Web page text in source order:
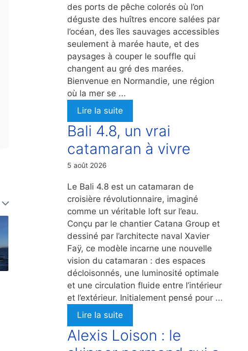
des ports de pêche colorés où l’on
déguste des huîtres encore salées par
l’océan, des îles sauvages accessibles
seulement à marée haute, et des
paysages à couper le souffle qui
changent au gré des marées.
Bienvenue en Normandie, une région
où la mer se ...
Lire la suite
Bali 4.8, un vrai
catamaran à vivre
5 août 2026
Le Bali 4.8 est un catamaran de
croisière révolutionnaire, imaginé
comme un véritable loft sur l’eau.
Conçu par le chantier Catana Group et
dessiné par l’architecte naval Xavier
Faÿ, ce modèle incarne une nouvelle
vision du catamaran : des espaces
décloisonnés, une luminosité optimale
et une circulation fluide entre l’intérieur
et l’extérieur. Initialement pensé pour ...
Lire la suite
Alexis Loison : le